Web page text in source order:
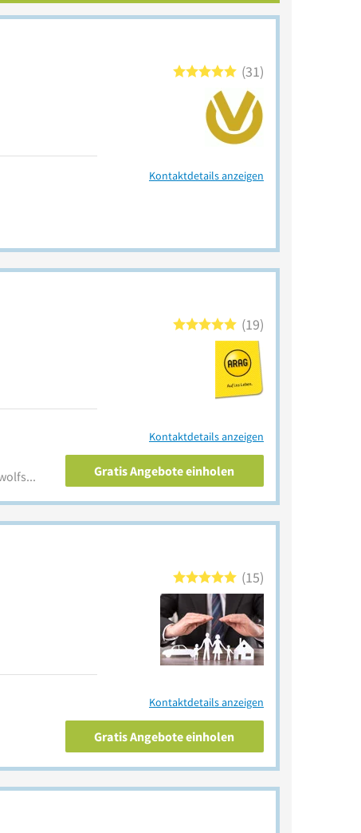
31
Kontaktdetails anzeigen
19
www.arag-partner.de/gst-wolfsburg-peine
Kontaktdetails anzeigen
Gratis Angebote einholen
15
Kontaktdetails anzeigen
Gratis Angebote einholen